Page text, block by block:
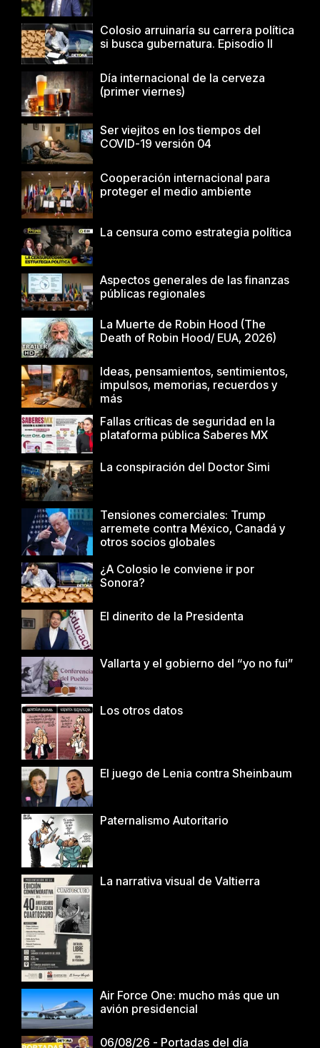
Colosio arruinaría su carrera política
si busca gubernatura. Episodio II
Día internacional de la cerveza
(primer viernes)
Ser viejitos en los tiempos del
COVID-19 versión 04
Cooperación internacional para
proteger el medio ambiente
La censura como estrategia política
Aspectos generales de las finanzas
públicas regionales
La Muerte de Robin Hood (The
Death of Robin Hood/ EUA, 2026)
Ideas, pensamientos, sentimientos,
impulsos, memorias, recuerdos y
más
Fallas críticas de seguridad en la
plataforma pública Saberes MX
La conspiración del Doctor Simi
Tensiones comerciales: Trump
arremete contra México, Canadá y
otros socios globales
¿A Colosio le conviene ir por
Sonora?
El dinerito de la Presidenta
Vallarta y el gobierno del “yo no fui”
Los otros datos
El juego de Lenia contra Sheinbaum
Paternalismo Autoritario
La narrativa visual de Valtierra
Air Force One: mucho más que un
avión presidencial
06/08/26 - Portadas del día